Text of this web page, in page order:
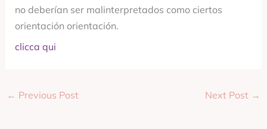
no deberían ser malinterpretados como ciertos
orientación orientación.
clicca qui
← Previous Post Next Post →